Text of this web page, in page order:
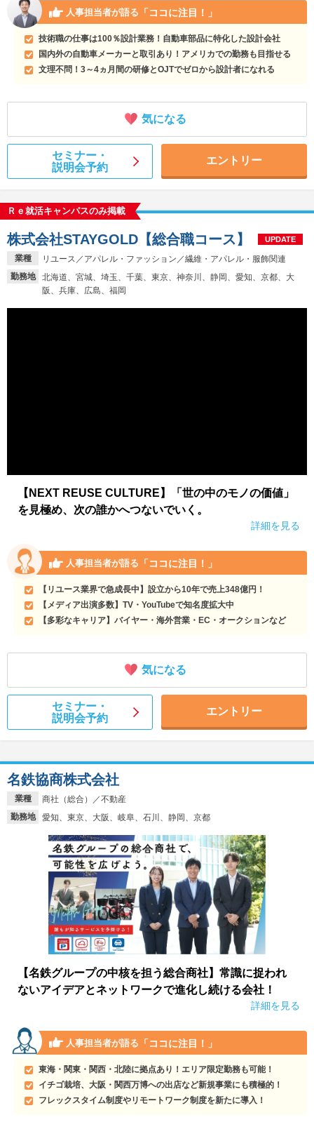
人事担当者が語る 「ココに注目！」
技術職の仕事は100％設計業務！自動車部品に特化した設計会社
国内外の自動車メーカーと取引あり！アメリカでの勤務も目指せる
文理不問！3～4ヵ月間の研修とOJTでゼロから設計者になれる
気になる
セミナー・
説明会予約
エントリー
Ｒｅ就活キャンパスのみ掲載
業種
リユース／アパレル・ファッション／繊維・アパレル・服飾関連
勤務地
北海道、宮城、埼玉、千葉、東京、神奈川、静岡、愛知、京都、大
阪、兵庫、広島、福岡
株式会社STAYGOLD【総合職コース】 UPDATE
【NEXT REUSE CULTURE】「世の中のモノの価値」
を見極め、次の誰かへつないでいく。
詳細を見る
人事担当者が語る 「ココに注目！」
【リユース業界で急成長中】設立から10年で売上348億円！
【メディア出演多数】TV・YouTubeで知名度拡大中
【多彩なキャリア】バイヤー・海外営業・EC・オークションなど
気になる
セミナー・
説明会予約
エントリー
業種
商社（総合）／不動産
勤務地
愛知、東京、大阪、岐阜、石川、静岡、京都
名鉄協商株式会社
【名鉄グループの中核を担う総合商社】常識に捉われ
ないアイデアとネットワークで進化し続ける会社！
詳細を見る
人事担当者が語る 「ココに注目！」
東海・関東・関西・北陸に拠点あり！エリア限定勤務も可能！
イチゴ栽培、大阪・関西万博への出店など新規事業にも積極的！
フレックスタイム制度やリモートワーク制度を新たに導入！